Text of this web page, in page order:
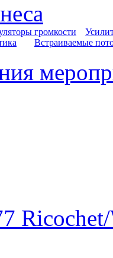
громкости
Встраиваемые